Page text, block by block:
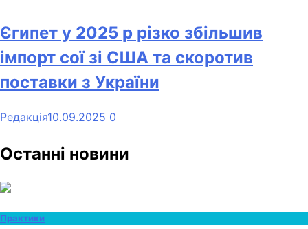
Єгипет у 2025 р різко збільшив
імпорт сої зі США та скоротив
поставки з України
Редакція10.09.2025 0
Останні новини
Практики